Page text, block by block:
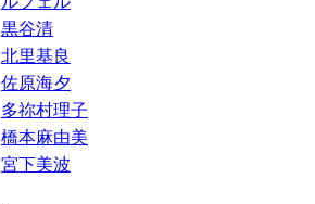
黒谷清
北里基良
佐原海夕
多祢村理子
橋本麻由美
宮下美波